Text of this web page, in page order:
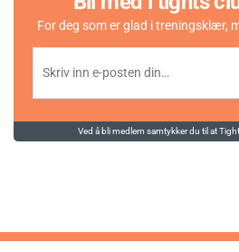
For deg som er glad i treningsklær,
Ved å bli medlem samtykker du til at